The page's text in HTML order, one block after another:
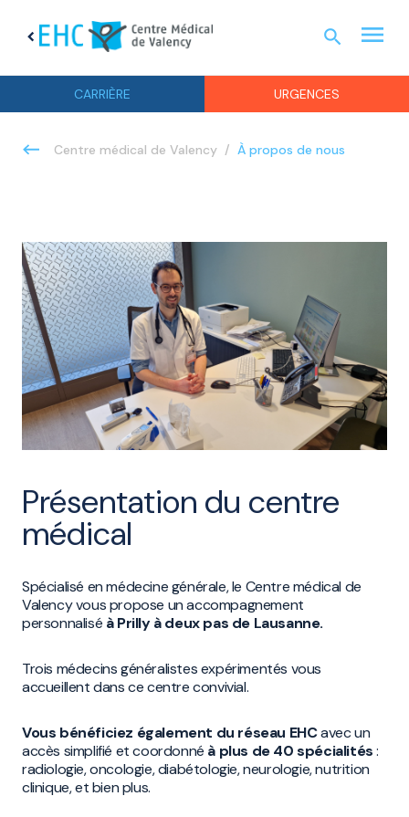
chevron_left
CARRIÈRE URGENCES
search menu
Centre médical de Valency À propos de nous
Présentation du centre
médical
Spécialisé en médecine générale, le Centre médical de
Valency vous propose un accompagnement
personnalisé à Prilly à deux pas de Lausanne.
Trois médecins généralistes expérimentés vous
accueillent dans ce centre convivial.
Vous bénéficiez également du réseau EHCavec un
accès simplifié et coordonné à plus de 40 spécialités:
radiologie, oncologie, diabétologie, neurologie, nutrition
clinique, et bien plus.